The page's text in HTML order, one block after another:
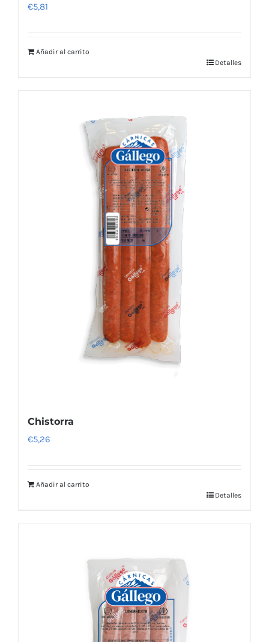
€5,81
Añadir al carrito
Detalles
Chistorra
€5,26
Añadir al carrito
Detalles